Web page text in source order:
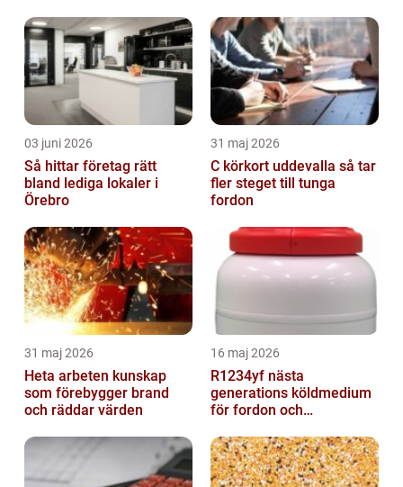
03 juni 2026
Så hittar företag rätt
bland lediga lokaler i
Örebro
31 maj 2026
C körkort uddevalla så tar
fler steget till tunga
fordon
31 maj 2026
Heta arbeten kunskap
som förebygger brand
och räddar värden
16 maj 2026
R1234yf nästa
generations köldmedium
för fordon och